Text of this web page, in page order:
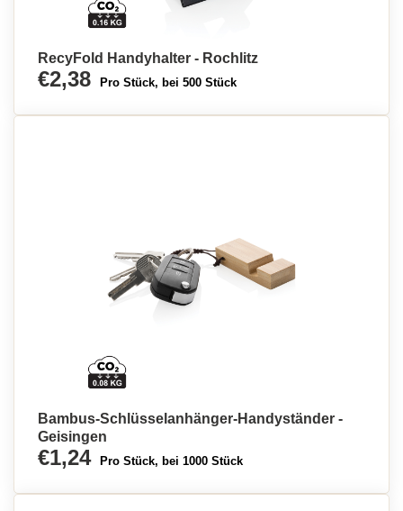
RecyFold Handyhalter - Rochlitz
€2,38 Pro Stück, bei 500 Stück
Bambus-Schlüsselanhänger-Handyständer -
Geisingen
€1,24 Pro Stück, bei 1000 Stück